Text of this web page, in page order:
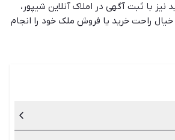
با ثبت آگهی در املاک آنلاین شیپور،
خیال راحت خرید یا فروش ملک خود را انجام